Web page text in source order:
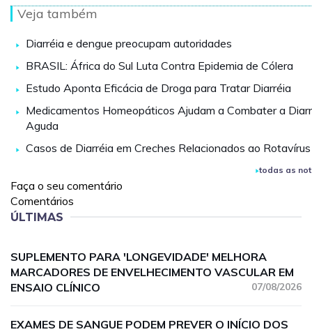
Veja também
Diarréia e dengue preocupam autoridades
BRASIL: África do Sul Luta Contra Epidemia de Cólera
Estudo Aponta Eficácia de Droga para Tratar Diarréia
Medicamentos Homeopáticos Ajudam a Combater a
Aguda
Casos de Diarréia em Creches Relacionados ao Rotavírus
todas as
Faça o seu comentário
Comentários
ÚLTIMAS
SUPLEMENTO PARA 'LONGEVIDADE' MELHORA
MARCADORES DE ENVELHECIMENTO VASCULAR EM
ENSAIO CLÍNICO
07/08/2026
EXAMES DE SANGUE PODEM PREVER O INÍCIO DOS